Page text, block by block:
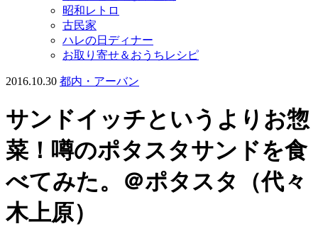
昭和レトロ
古民家
ハレの日ディナー
お取り寄せ＆おうちレシピ
2016.10.30 都内・アーバン
サンドイッチというよりお惣
菜！噂のポタスタサンドを食
べてみた。＠ポタスタ（代々
木上原）